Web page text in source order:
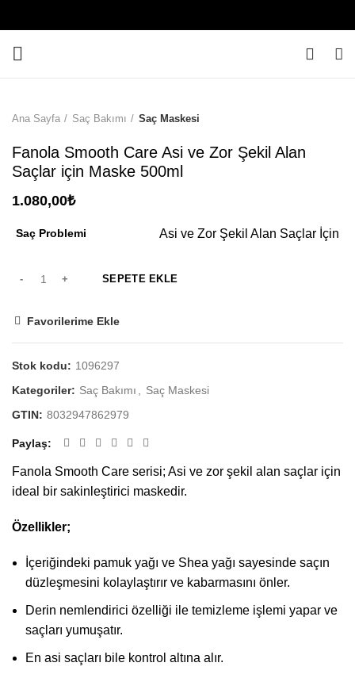
Ana Sayfa Saç Bakımı Saç Maskesi
Fanola Smooth Care Asi ve Zor Şekil Alan
Saçlar için Maske 500ml
1.080,00₺
Saç Problemi Asi ve Zor Şekil Alan Saçlar İçin
SEPETE EKLE
Favorilerime Ekle
Stok kodu: 1096297
Kategoriler: Saç Bakımı
Saç Maskesi
GTIN: 8032947862979
Paylaş
Fanola Smooth Care serisi; Asi ve zor şekil alan saçlar için
ideal bir sakinleştirici maskedir.
Özellikler;
İçeriğindeki pamuk yağı ve Shea yağı sayesinde saçın
düzleşmesini kolaylaştırır ve kabarmasını önler.
Derin nemlendirici özelliği ile temizleme işlemi yapar ve
saçları yumuşatır.
En asi saçları bile kontrol altına alır.